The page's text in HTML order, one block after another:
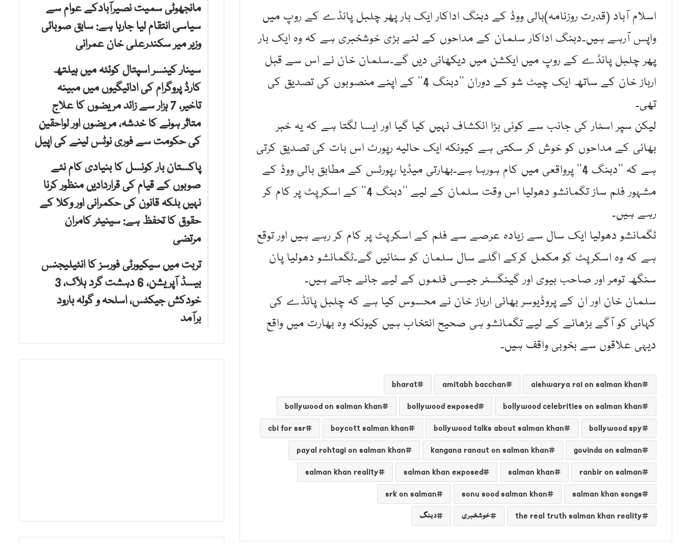
اسلام آباد (قدرت روزنامہ)بالی ووڈ کے دبنگ اداکار ایک بار پھر چلبل پانڈے کے روپ میں
واپس آرہے ہیں۔دبنگ اداکار سلمان کے مداحوں کے لئے بڑی خوشخبری ہے کہ وہ ایک بار
پھر چلبل پانڈے کے روپ میں ایکشن میں دیکھائی دیں گے۔سلمان خان نے اس سے قبل
ارباز خان کے ساتھ ایک چیٹ شو کے دوران ’’دبنگ 4‘‘ کے اپنے منصوبوں کی تصدیق کی
تھی۔
لیکن سپر اسٹار کی جانب سے کوئی بڑا انکشاف نہیں کیا گیا اور ایسا لگتا ہے کہ یہ خبر
بھائی کے مداحوں کو خوش کر سکتی ہے کیونکہ ایک حالیہ رپورٹ اس بات کی تصدیق کرتی
ہے کہ ’’دبنگ 4‘‘ پرواقعی میں کام ہورہا ہے۔بھارتی میڈیا رپورٹس کے مطابق بالی ووڈ کے
مشہور فلم ساز تگمانشو دھولیا اس وقت سلمان کے لیے ’’دبنگ 4‘‘ کے اسکرپٹ پر کام کر
رہے ہیں۔
ٹگمانشو دھولیا ایک سال سے زیادہ عرصے سے فلم کے اسکرپٹ پر کام کر رہے ہیں اور توقع
ہے کہ وہ اسکرپٹ کو مکمل کرکے اگلے سال سلمان کو سنائیں گے۔ٹگمانشو دھولیا پان
سنگھ تومر اور صاحب بیوی اور گینگسٹر جیسی فلموں کے لیے جانے جاتے ہیں۔
سلمان خان اور ان کے پروڈیوسر بھائی ارباز خان نے محسوس کیا ہے کہ چلبل پانڈے کی
کہانی کو آگے بڑھانے کے لیے تگمانشو ہی صحیح انتخاب ہیں کیونکہ وہ بھارت میں واقع
دیہی علاقوں سے بخوبی واقف ہیں۔
aishwarya rai on salman khan
amitabh bacchan
bharat
bollywood celebrities on salman khan
bollywood exposed
bollywood on salman khan
bollywood spy
bollywood talks about salman khan
boycott salman khan
cbi for ssr
govinda on salman
kangana ranaut on salman khan
payal rohtagi on salman khan
ranbir on salman
salman khan
salman khan exposed
salman khan reality
salman khan songs
sonu sood salman khan
srk on salman
the real truth salman khan reality
خوشخبری دبنگ
مانجھوٹی سمیت نصیرآبادکے عوام سے
سیاسی انتقام لیا جارہا ہے: سابق صوبائی
وزیر میر سکندرعلی خان عمرانی
سینار کینسر اسپتال کوئٹہ میں ہیلتھ
کارڈ پروگرام کی ادائیگیوں میں مبینہ
تاخیر، 7 ہزار سے زائد مریضوں کا علاج
متاثر ہونے کا خدشہ، مریضوں اور لواحقین
کی حکومت سے فوری نوٹس لینے کی اپیل
پاکستان بار کونسل کا بنیادی کام نئے
صوبوں کے قیام کی قراردادیں منظور کرنا
نہیں بلکہ قانون کی حکمرانی اور وکلا کے
حقوق کا تحفظ ہے: سینیٹر کامران
مرتضی
تربت میں سیکیورٹی فورسز کا انٹیلیجنس
بیسڈ آپریشن، 6 دہشت گرد ہلاک، 3
خودکش جیکٹس، اسلحہ و گولہ بارود
برآمد